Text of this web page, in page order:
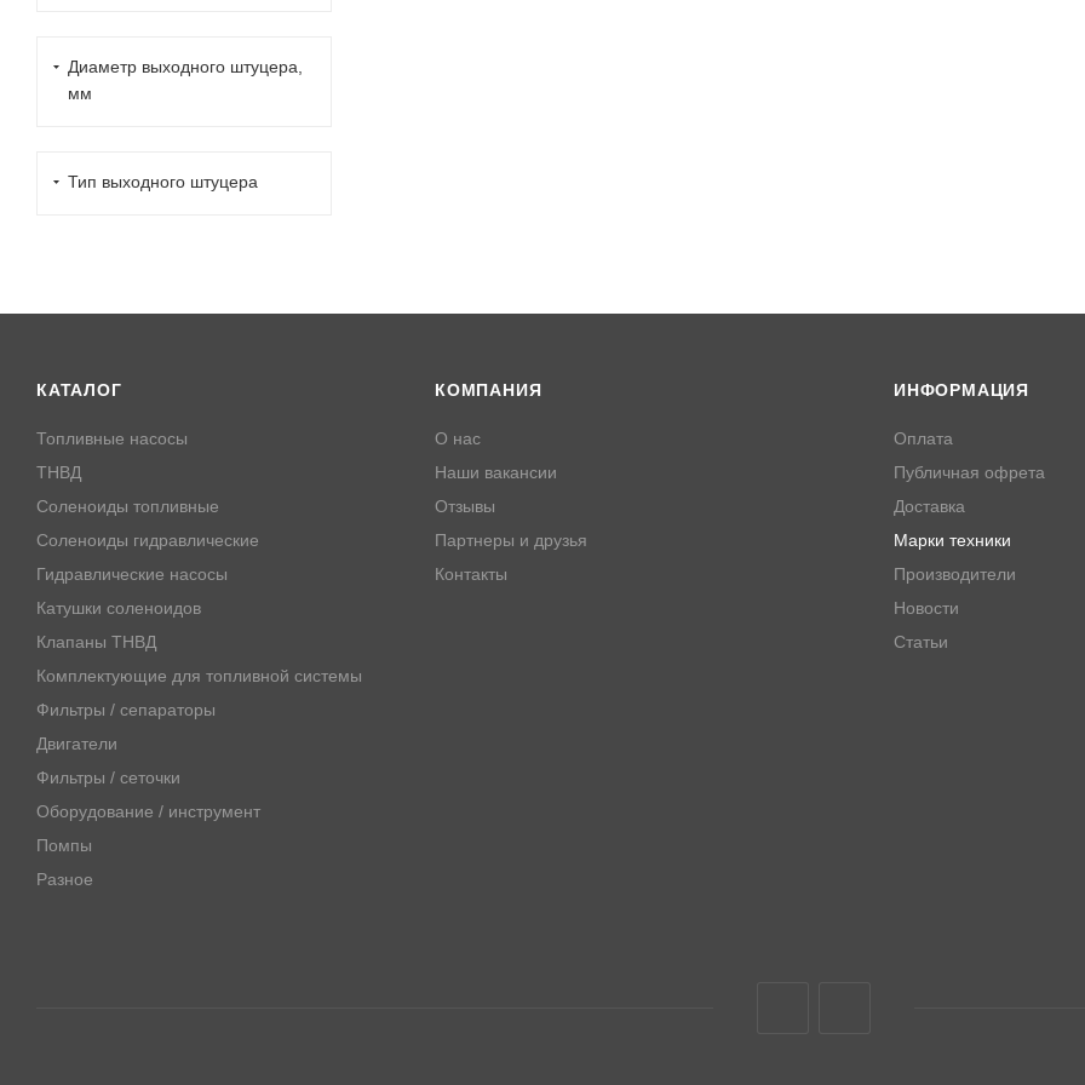
Диаметр выходного штуцера,
мм
Тип выходного штуцера
КАТАЛОГ
Топливные насосы
ТНВД
Соленоиды топливные
Соленоиды гидравлические
Гидравлические насосы
Катушки соленоидов
Клапаны ТНВД
Комплектующие для топливной системы
Фильтры / сепараторы
Двигатели
Фильтры / сеточки
Оборудование / инструмент
Помпы
Разное
КОМПАНИЯ
О нас
Наши вакансии
Отзывы
Партнеры и друзья
Контакты
ИНФОРМАЦИЯ
Оплата
Публичная офрета
Доставка
Марки техники
Производители
Новости
Статьи